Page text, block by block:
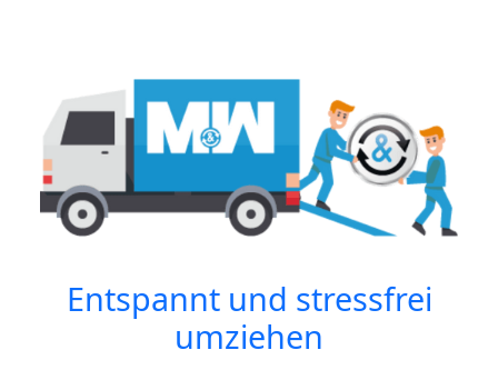
Entspannt und stressfrei
umziehen